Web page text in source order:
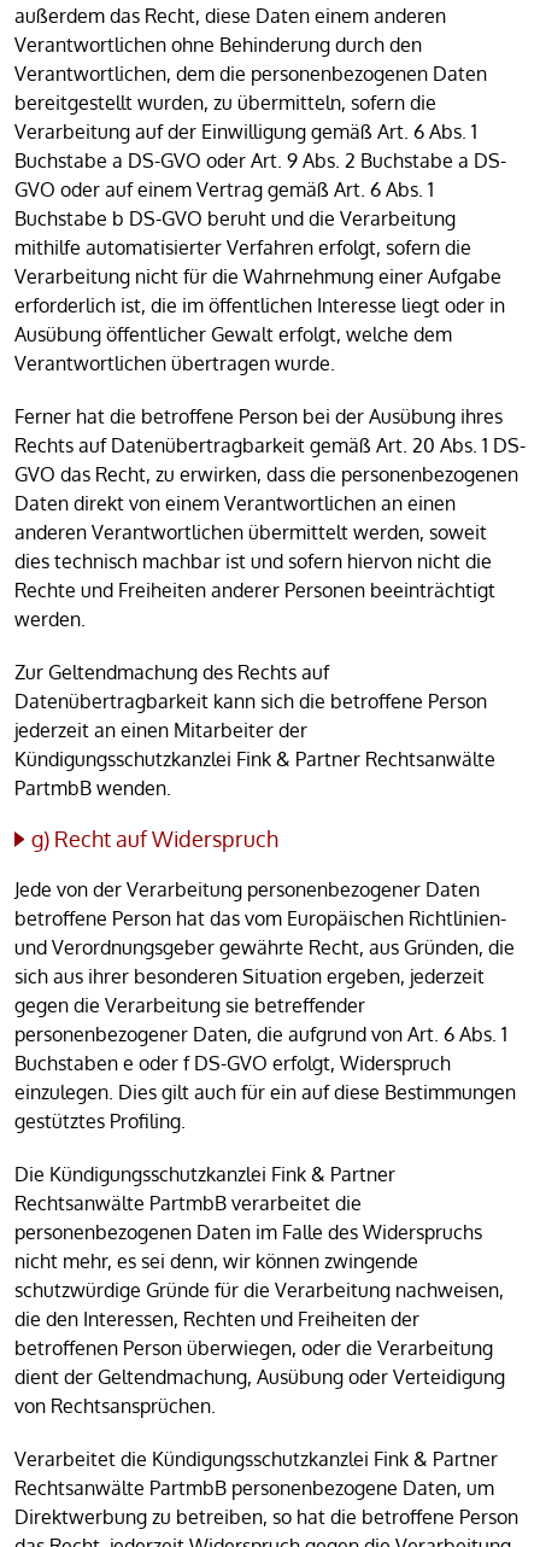
außerdem das Recht, diese Daten einem anderen
Verantwortlichen ohne Behinderung durch den
Verantwortlichen, dem die personenbezogenen Daten
bereitgestellt wurden, zu übermitteln, sofern die
Verarbeitung auf der Einwilligung gemäß Art. 6 Abs. 1
Buchstabe a DS-GVO oder Art. 9 Abs. 2 Buchstabe a DS-
GVO oder auf einem Vertrag gemäß Art. 6 Abs. 1
Buchstabe b DS-GVO beruht und die Verarbeitung
mithilfe automatisierter Verfahren erfolgt, sofern die
Verarbeitung nicht für die Wahrnehmung einer Aufgabe
erforderlich ist, die im öffentlichen Interesse liegt oder in
Ausübung öffentlicher Gewalt erfolgt, welche dem
Verantwortlichen übertragen wurde.
Ferner hat die betroffene Person bei der Ausübung ihres
Rechts auf Datenübertragbarkeit gemäß Art. 20 Abs. 1 DS-
GVO das Recht, zu erwirken, dass die personenbezogenen
Daten direkt von einem Verantwortlichen an einen
anderen Verantwortlichen übermittelt werden, soweit
dies technisch machbar ist und sofern hiervon nicht die
Rechte und Freiheiten anderer Personen beeinträchtigt
werden.
Zur Geltendmachung des Rechts auf
Datenübertragbarkeit kann sich die betroffene Person
jederzeit an einen Mitarbeiter der
Kündigungsschutzkanzlei Fink & Partner Rechtsanwälte
PartmbB wenden.
g) Recht auf Widerspruch
Jede von der Verarbeitung personenbezogener Daten
betroffene Person hat das vom Europäischen Richtlinien-
und Verordnungsgeber gewährte Recht, aus Gründen, die
sich aus ihrer besonderen Situation ergeben, jederzeit
gegen die Verarbeitung sie betreffender
personenbezogener Daten, die aufgrund von Art. 6 Abs. 1
Buchstaben e oder f DS-GVO erfolgt, Widerspruch
einzulegen. Dies gilt auch für ein auf diese Bestimmungen
gestütztes Profiling.
Die Kündigungsschutzkanzlei Fink & Partner
Rechtsanwälte PartmbB verarbeitet die
personenbezogenen Daten im Falle des Widerspruchs
nicht mehr, es sei denn, wir können zwingende
schutzwürdige Gründe für die Verarbeitung nachweisen,
die den Interessen, Rechten und Freiheiten der
betroffenen Person überwiegen, oder die Verarbeitung
dient der Geltendmachung, Ausübung oder Verteidigung
von Rechtsansprüchen.
Verarbeitet die Kündigungsschutzkanzlei Fink & Partner
Rechtsanwälte PartmbB personenbezogene Daten, um
Direktwerbung zu betreiben, so hat die betroffene Person